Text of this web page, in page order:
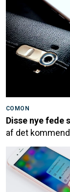
COMON
Disse nye fede
af det